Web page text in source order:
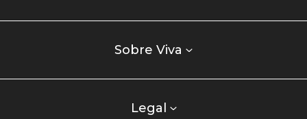
Sobre Viva
Legal